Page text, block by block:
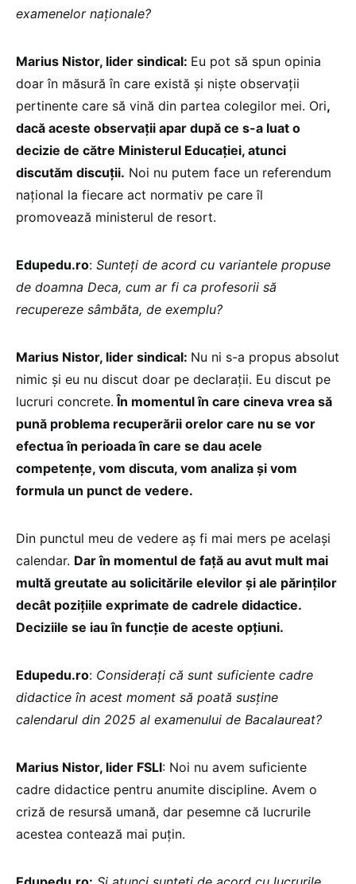
examenelor naționale?
Marius Nistor, lider sindical: Eu pot să spun opinia
doar în măsură în care există și niște observații
pertinente care să vină din partea colegilor mei. Ori,
dacă aceste observații apar după ce s-a luat o
decizie de către Ministerul Educației, atunci
discutăm discuții. Noi nu putem face un referendum
național la fiecare act normativ pe care îl
promovează ministerul de resort.
Edupedu.ro: Sunteți de acord cu variantele propuse
de doamna Deca, cum ar fi ca profesorii să
recupereze sâmbăta, de exemplu?
Marius Nistor, lider sindical: Nu ni s-a propus absolut
nimic și eu nu discut doar pe declarații. Eu discut pe
lucruri concrete. În momentul în care cineva vrea să
pună problema recuperării orelor care nu se vor
efectua în perioada în care se dau acele
competențe, vom discuta, vom analiza și vom
formula un punct de vedere.
Din punctul meu de vedere aș fi mai mers pe același
calendar. Dar în momentul de față au avut mult mai
multă greutate au solicitările elevilor și ale părinților
decât pozițiile exprimate de cadrele didactice.
Deciziile se iau în funcție de aceste opțiuni.
Edupedu.ro: Considerați că sunt suficiente cadre
didactice în acest moment să poată susține
calendarul din 2025 al examenului de Bacalaureat?
Marius Nistor, lider FSLI: Noi nu avem suficiente
cadre didactice pentru anumite discipline. Avem o
criză de resursă umană, dar pesemne că lucrurile
acestea contează mai puțin.